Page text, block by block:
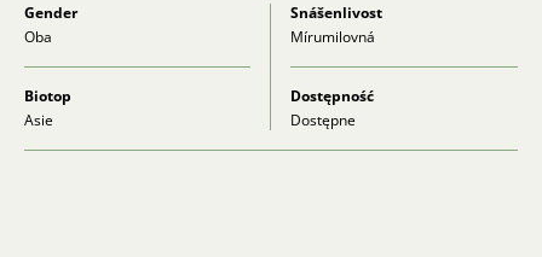
Gender
Oba
Snášenlivost
Mírumilovná
Biotop
Asie
Dostępność
Dostępne